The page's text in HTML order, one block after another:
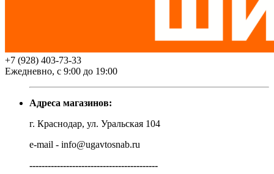
+7 (928) 403-73-33
Ежедневно, с 9:00 до 19:00
Адреса магазинов:
г. Краснодар, ул. Уральская 104
e-mail - info@ugavtosnab.ru
------------------------------------------